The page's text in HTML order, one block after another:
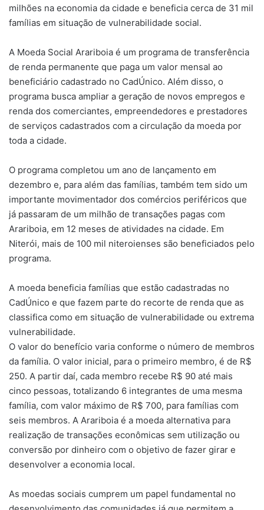
milhões na economia da cidade e beneficia cerca de 31 mil
famílias em situação de vulnerabilidade social.
A Moeda Social Arariboia é um programa de transferência
de renda permanente que paga um valor mensal ao
beneficiário cadastrado no CadÚnico. Além disso, o
programa busca ampliar a geração de novos empregos e
renda dos comerciantes, empreendedores e prestadores
de serviços cadastrados com a circulação da moeda por
toda a cidade.
O programa completou um ano de lançamento em
dezembro e, para além das famílias, também tem sido um
importante movimentador dos comércios periféricos que
já passaram de um milhão de transações pagas com
Arariboia, em 12 meses de atividades na cidade. Em
Niterói, mais de 100 mil niteroienses são beneficiados pelo
programa.
A moeda beneficia famílias que estão cadastradas no
CadÚnico e que fazem parte do recorte de renda que as
classifica como em situação de vulnerabilidade ou extrema
vulnerabilidade.
O valor do benefício varia conforme o número de membros
da família. O valor inicial, para o primeiro membro, é de R$
250. A partir daí, cada membro recebe R$ 90 até mais
cinco pessoas, totalizando 6 integrantes de uma mesma
família, com valor máximo de R$ 700, para famílias com
seis membros. A Arariboia é a moeda alternativa para
realização de transações econômicas sem utilização ou
conversão por dinheiro com o objetivo de fazer girar e
desenvolver a economia local.
As moedas sociais cumprem um papel fundamental no